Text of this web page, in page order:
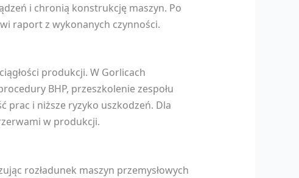
i chronią konstrukcję maszyn. Po
raport z wykonanych czynności.
produkcji. W Gorlicach
BHP, przeszkolenie zespołu
prac i niższe ryzyko uszkodzeń. Dla
w produkcji.
rozładunek maszyn przemysłowych